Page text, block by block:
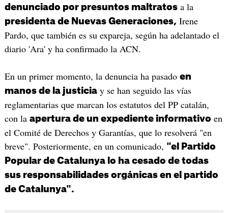
denunciado por presuntos maltratosa la
presidenta de Nuevas Generaciones, Irene
Pardo, que también es su expareja, según ha adelantado el
diario 'Ara' y ha confirmado la ACN.
En un primer momento, la denuncia ha pasado en
manos de la justiciay se han seguido las vías
reglamentarias que marcan los estatutos del PP catalán,
con la apertura de un expediente informativo en
el Comité de Derechos y Garantías, que lo resolverá "en
breve". Posteriormente, en un comunicado, "el Partido
Popular de Catalunya lo ha cesado de todas
sus responsabilidades orgánicas en el partido
de Catalunya".